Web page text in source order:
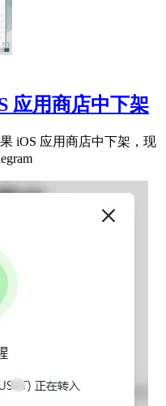
应用商店中下架
iOS 应用商店中下架，现